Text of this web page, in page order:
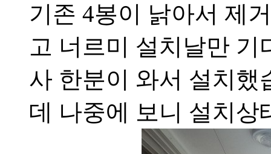
기존 4봉이 낡아서 제
고 너르미 설치날만
사 한분이 와서 설치했
데 나중에 보니 설치상